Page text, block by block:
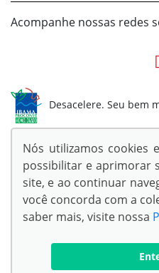
Acompanhe nossas redes
Desacelere. Seu bem
©
AutoForce - Todos
Confira a nossa
Nós utilizamos cookies
possibilitar e aprimorar
site, e ao continuar
você concorda com a
saber mais, visite nossa